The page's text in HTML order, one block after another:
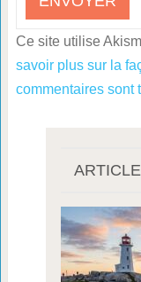
Ce site utilise
savoir plus sur la
commentaires sont